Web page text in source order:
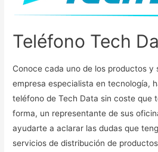
Teléfono Tech
Conoce cada uno de los productos y
empresa especialista en tecnología,
teléfono de Tech Data sin coste que
forma, un representante de sus
ayudarte a aclarar las dudas que
servicios de distribución de